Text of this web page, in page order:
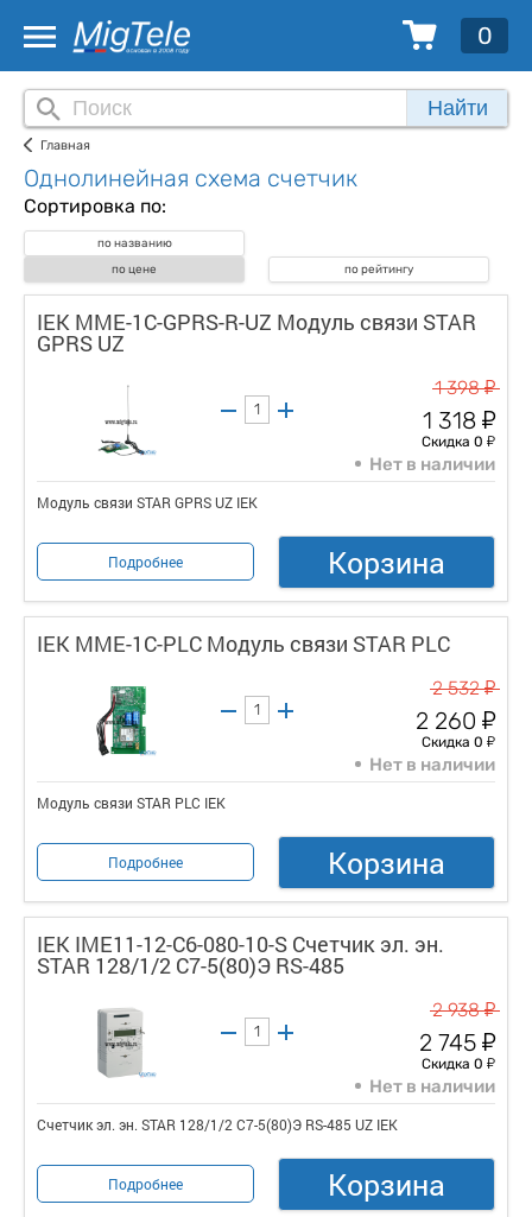
0
Найти
Главная
Однолинейная схема счетчик
Сортировка по:
по названию
по цене
по рейтингу
IEK MME-1C-GPRS-R-UZ Модуль связи STAR
GPRS UZ
1 398у
1 318 у
Скидка 0 у
Нет в наличии
Модуль связи STAR GPRS UZ IEK
Подробнее Корзина
IEK MME-1C-PLC Модуль связи STAR PLC
2 532у
2 260 у
Скидка 0 у
Нет в наличии
Модуль связи STAR PLC IEK
Подробнее Корзина
IEK IME11-12-C6-080-10-S Счетчик эл. эн.
STAR 128/1/2 С7-5(80)Э RS-485
2 938у
2 745 у
Скидка 0 у
Нет в наличии
Счетчик эл. эн. STAR 128/1/2 С7-5(80)Э RS-485 UZ IEK
Подробнее Корзина